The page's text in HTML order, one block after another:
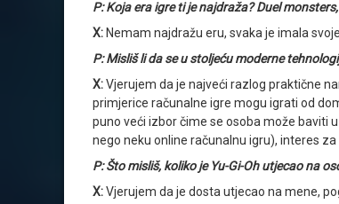
P: Koja era igre ti je najdraža? Duel monsters,
X: Nemam najdražu eru, svaka je imala
P: Misliš li da se u stoljeću moderne
X:Vjerujem da je najveći razlog praktične
primjerice računalne igre mogu igrati od
puno veći izbor čime se osoba može baviti
nego neku online računalnu igru), interes za
P: Što misliš, koliko je Yu-Gi-Oh utjecao na
X:Vjerujem da je dosta utjecao na mene,